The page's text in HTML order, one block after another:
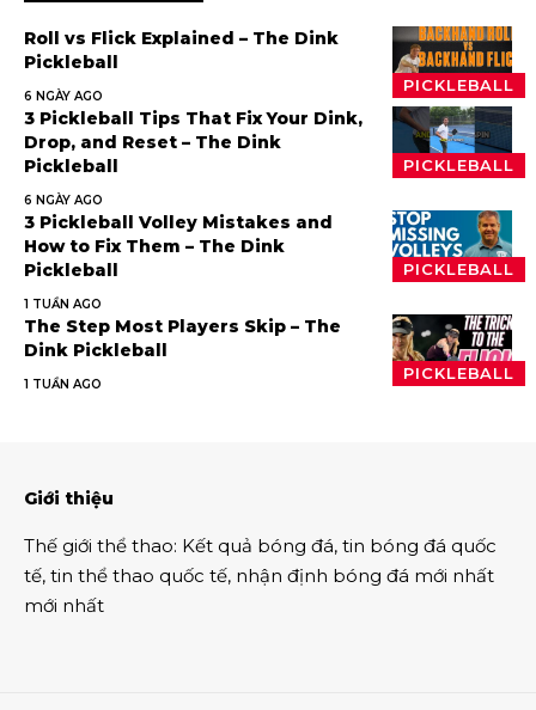
PICKLEBALL
Roll vs Flick Explained – The Dink
Pickleball
6 NGÀY AGO
PICKLEBALL
3 Pickleball Tips That Fix Your Dink,
Drop, and Reset – The Dink
Pickleball
6 NGÀY AGO
PICKLEBALL
3 Pickleball Volley Mistakes and
How to Fix Them – The Dink
Pickleball
1 TUẦN AGO
PICKLEBALL
The Step Most Players Skip – The
Dink Pickleball
1 TUẦN AGO
Giới thiệu
Thế giới thể thao: Kết quả bóng đá, tin bóng đá quốc
tế, tin thể thao quốc tế, nhận định bóng đá mới nhất
mới nhất